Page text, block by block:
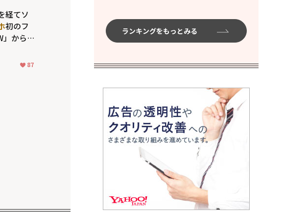
経てソ
初のフ
」から窺
ティ
87
ランキングをもっとみる